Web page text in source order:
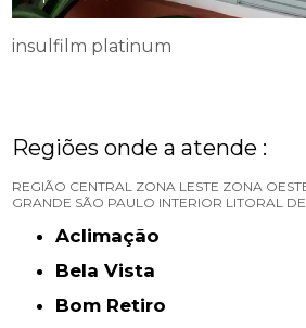
insulfilm platinum
Regiões onde a atende :
REGIÃO CENTRAL ZONA LESTE ZONA
GRANDE SÃO PAULO INTERIOR LITORAL
Aclimação
Bela Vista
Bom Retiro